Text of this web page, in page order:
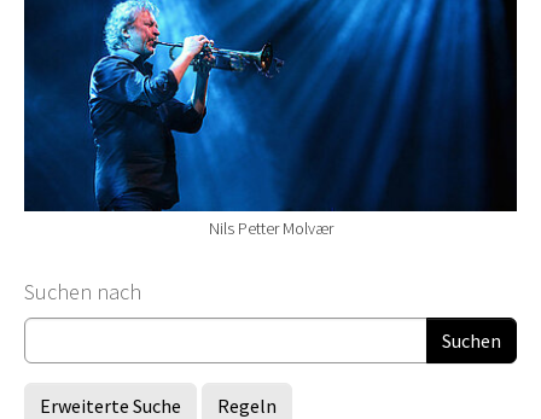
Nils Petter Molvær
Suchformular
Suchen nach
Erweiterte Suche Regeln